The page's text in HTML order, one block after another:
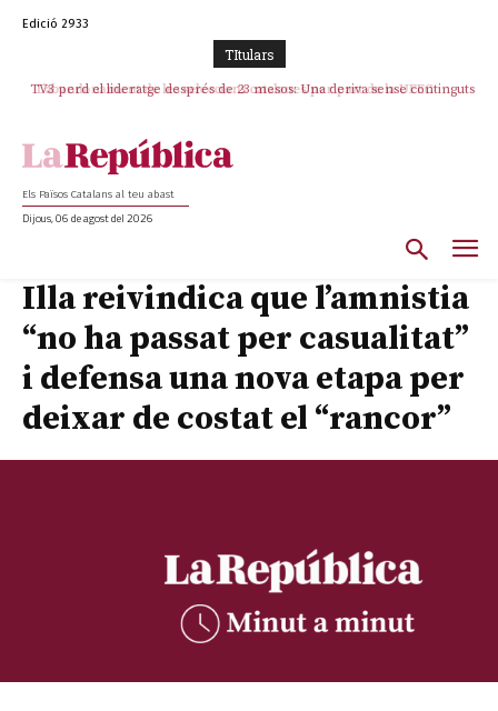
Edició 2933
TItulars
TV3 perd el lideratge després de 23 mesos: Una deriva sense continguts i
Els Països Catalans al teu abast
Dijous, 06 de agost del 2026
Illa reivindica que l’amnistia
“no ha passat per casualitat”
i defensa una nova etapa per
deixar de costat el “rancor”